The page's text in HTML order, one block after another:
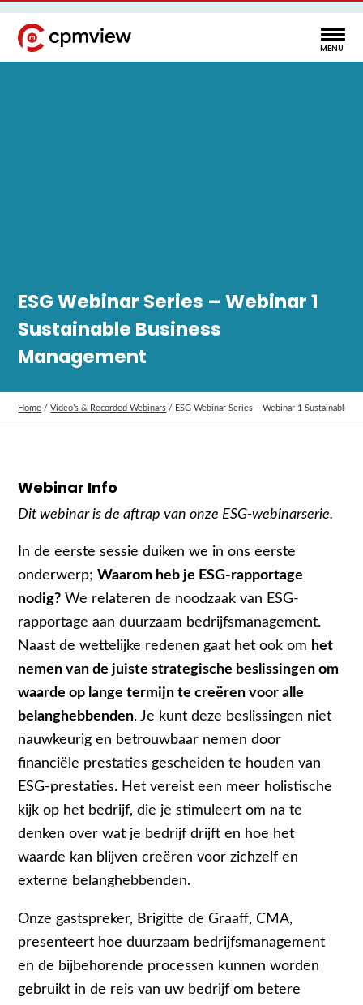
ESG Webinar Series – Webinar 1
Sustainable Business
Management
Home /Video’s & Recorded Webinars / ESG Webinar Series – Webinar 1 Sustainable
Webinar Info
Dit webinar is de aftrap van onze ESG-webinarserie.
In de eerste sessie duiken we in ons eerste
onderwerp;Waarom heb je ESG-rapportage
nodig? We relateren de noodzaak van ESG-
rapportage aan duurzaam bedrijfsmanagement.
Naast de wettelijke redenen gaat het ook om het
nemen van de juiste strategische beslissingen om
waarde op lange termijn te creëren voor alle
belanghebbenden. Je kunt deze beslissingen niet
nauwkeurig en betrouwbaar nemen door
financiële prestaties gescheiden te houden van
ESG-prestaties. Het vereist een meer holistische
kijk op het bedrijf, die je stimuleert om na te
denken over wat je bedrijf drijft en hoe het
waarde kan blijven creëren voor zichzelf en
externe belanghebbenden.
Onze gastspreker, Brigitte de Graaff, CMA,
presenteert hoe duurzaam bedrijfsmanagement
en de bijbehorende processen kunnen worden
gebruikt in de reis van uw bedrijf om betere